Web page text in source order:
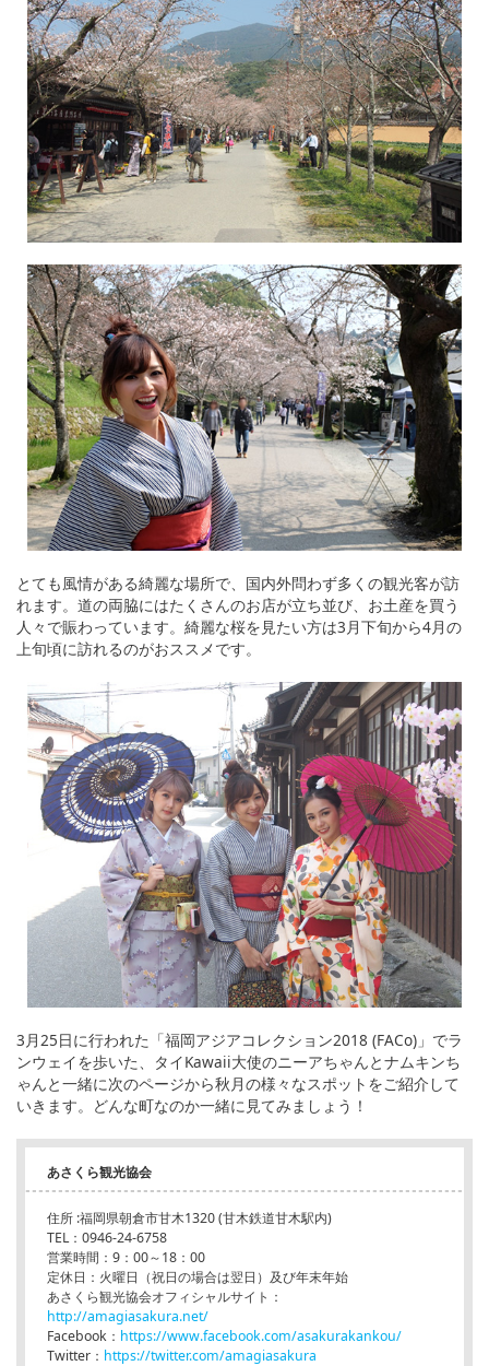
とても風情がある綺麗な場所で、国内外問わず多くの観光客が訪
れます。道の両脇にはたくさんのお店が立ち並び、お土産を買う
人々で賑わっています。綺麗な桜を見たい方は3月下旬から4月の
上旬頃に訪れるのがおススメです。
3月25日に行われた「福岡アジアコレクション2018 (FACo)」でラ
ンウェイを歩いた、タイKawaii大使のニーアちゃんとナムキンち
ゃんと一緒に次のページから秋月の様々なスポットをご紹介して
いきます。どんな町なのか一緒に見てみましょう！
あさくら観光協会
住所 :福岡県朝倉市甘木1320 (甘木鉄道甘木駅内)
TEL：0946-24-6758
営業時間：9：00～18：00
定休日：火曜日（祝日の場合は翌日）及び年末年始
あさくら観光協会オフィシャルサイト：
http://amagiasakura.net/
Facebook： https://www.facebook.com/asakurakankou/
Twitter： https://twitter.com/amagiasakura